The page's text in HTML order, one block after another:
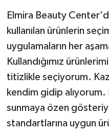
Elmira Beauty
kullanılan ürünlerin
uygulamaların her
Kullandığımız
titizlikle seçiyorum.
kendim gidip alıyorum.
sunmaya özen
standartlarına uygun